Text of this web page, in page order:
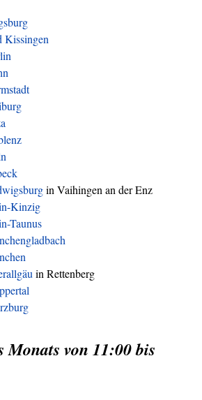
Kissingen
in Vaihingen an der Enz
Kinzig
Taunus
in Rettenberg
Monats von 11:00 bis